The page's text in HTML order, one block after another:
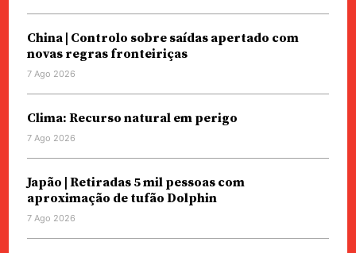
China | Controlo sobre saídas apertado com
novas regras fronteiriças
7 Ago 2026
Clima: Recurso natural em perigo
7 Ago 2026
Japão | Retiradas 5 mil pessoas com
aproximação de tufão Dolphin
7 Ago 2026